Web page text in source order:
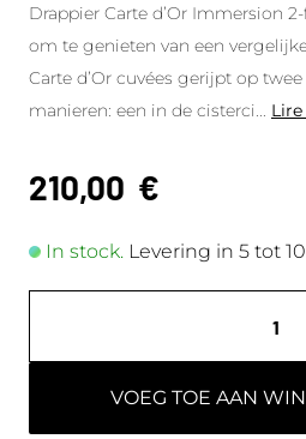
Drappier Carte d’Or Immersion
om te genieten van een
Carte d’Or cuvées gerijpt op
manieren: een in de cisterci
210,00 €
In stock. Levering in 5 tot
VOEG TOE AAN